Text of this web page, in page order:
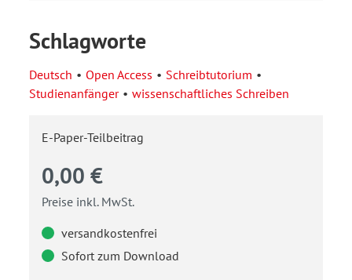
Schlagworte
Deutsch Open Access
Schreibtutorium
Studienanfänger
wissenschaftliches Schreiben
E-Paper-Teilbeitrag
0,00 €
Preise inkl. MwSt.
versandkostenfrei
Sofort zum Download